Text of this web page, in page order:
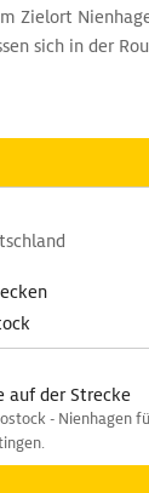
Zielort
sich in der
auf der Strecke
- Nienhagen